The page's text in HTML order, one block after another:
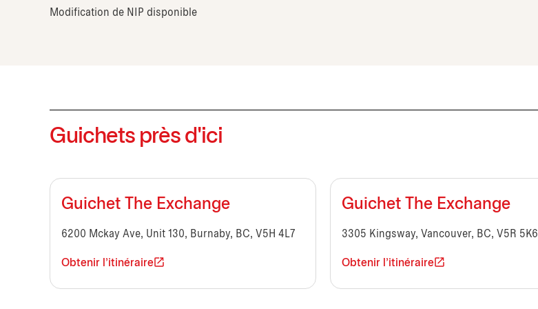
Modification de NIP disponible
Guichets près d'ici
Guichet The Exchange
6200 Mckay Ave, Unit 130, Burnaby, BC, V5H 4L7
Obtenir l'itinéraire
Guichet The Exchange
3305 Kingsway, Vancouver, BC, V5R 5K6
Obtenir l'itinéraire